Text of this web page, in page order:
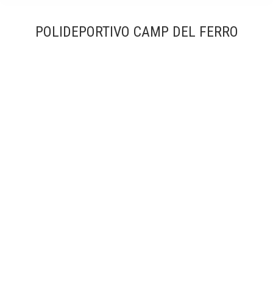
POLIDEPORTIVO CAMP DEL FERRO